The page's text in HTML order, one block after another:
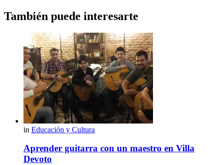
También puede interesarte
in Educación y Cultura
Aprender guitarra con un maestro en Villa
Devoto